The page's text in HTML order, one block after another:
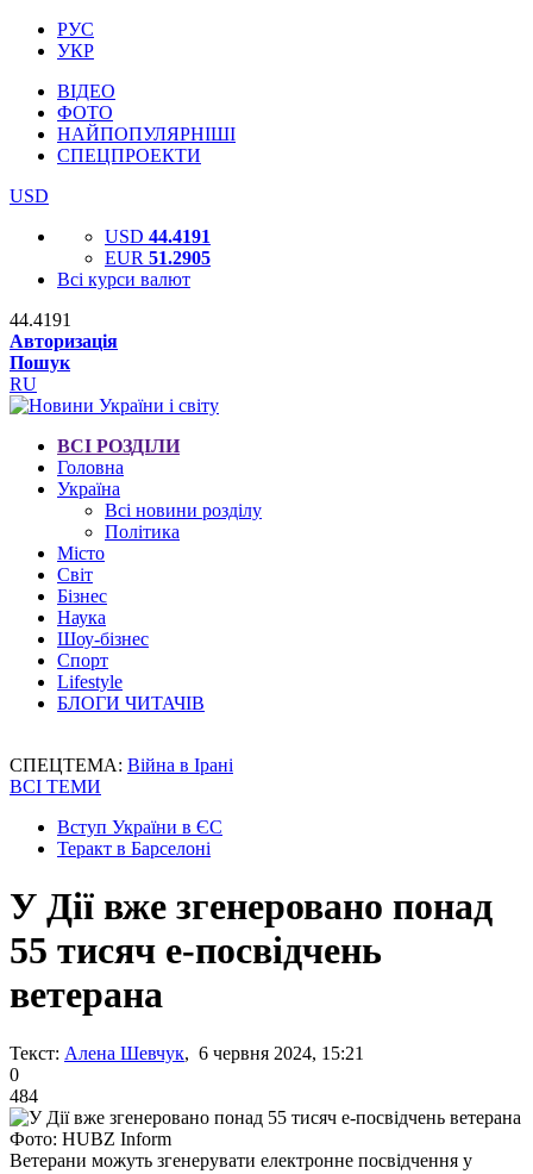
РУС
УКР
ВІДЕО
ФОТО
НАЙПОПУЛЯРНІШІ
СПЕЦПРОЕКТИ
USD
USD 44.4191
EUR 51.2905
Всі курси валют
44.4191
Авторизація
Пошук
RU
ВСІ РОЗДІЛИ
Головна
Україна
Всі новини розділу
Політика
Місто
Світ
Бізнес
Наука
Шоу-бізнес
Спорт
Lifestyle
БЛОГИ ЧИТАЧІВ
СПЕЦТЕМА: Війна в Ірані
ВСІ ТЕМИ
Вступ України в ЄС
Теракт в Барселоні
У Дії вже згенеровано понад
55 тисяч е-посвідчень
ветерана
Текст: Алена Шевчук, 6 червня 2024, 15:21
0
484
Фото: HUBZ Inform
Ветерани можуть згенерувати електронне посвідчення у